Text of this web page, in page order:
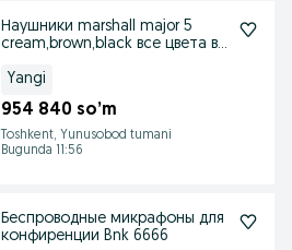
Наушники marshall major 5
cream,brown,black все цвета в
Yangi
954 840 so’m
Toshkent, Yunusobod tumani
Bugunda 11:56
Беспроводные микрафоны для
конфиренции Bnk 6666